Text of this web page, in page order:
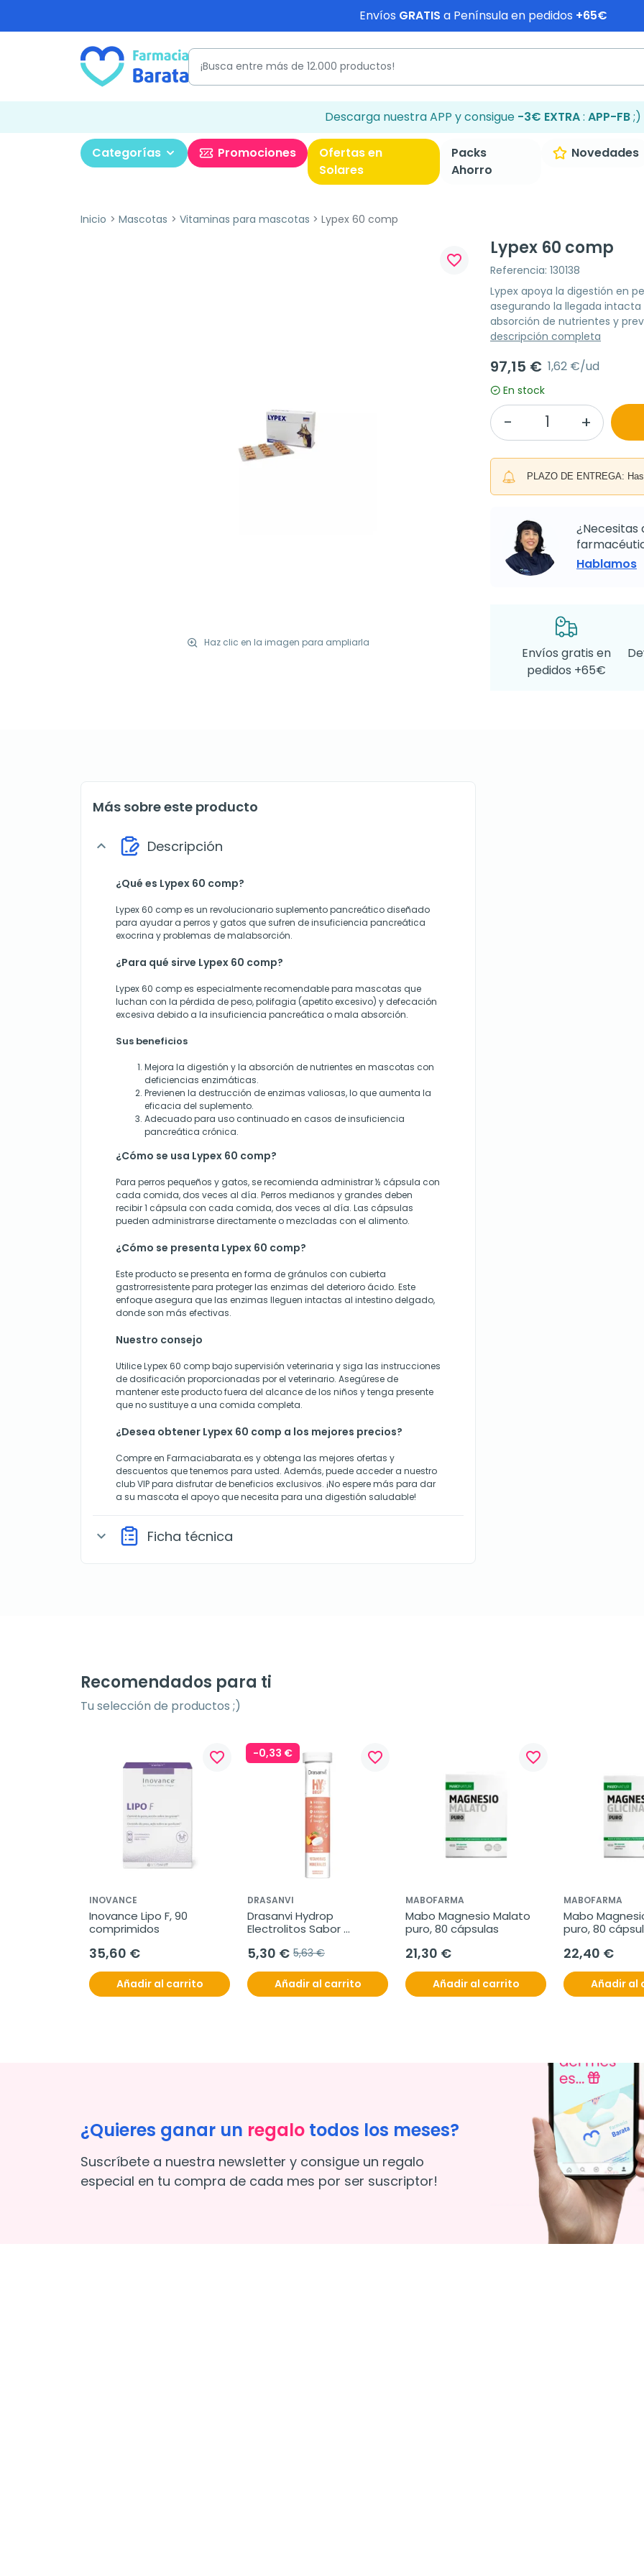
Envíos GRATIS a Península en pedidos +65€
Descarga nuestra APP y consigue -3€ EXTRA: APP-FB;)
Categorías Promociones
Ofertas en
Solares
Packs
Ahorro
Novedades
Inicio Mascotas Vitaminas para mascotas Lypex 60 comp
Haz clic en la imagen para ampliarla
favorite_border
Lypex 60 comp
Referencia: 130138
Lypex apoya la digestión en
asegurando la llegada
absorción de nutrientes y
descripción completa
97,15 € 1,62 €/ud
En stock
PLAZO DE ENTREGA:
¿Necesitas
Hablamos
Envíos gratis en
pedidos +65€
Más sobre este producto
expand_more Descripción
¿Qué es Lypex 60 comp?
Lypex 60 comp es un revolucionario suplemento pancreático diseñado
para ayudar a perros y gatos que sufren de insuficiencia pancreática
exocrina y problemas de malabsorción.
¿Para qué sirve Lypex 60 comp?
Lypex 60 comp es especialmente recomendable para mascotas que
luchan con la pérdida de peso, polifagia (apetito excesivo) y defecación
excesiva debido a la insuficiencia pancreática o mala absorción.
Sus beneficios
Mejora la digestión y la absorción de nutrientes en mascotas con
deficiencias enzimáticas.
Previenen la destrucción de enzimas valiosas, lo que aumenta la
eficacia del suplemento.
Adecuado para uso continuado en casos de insuficiencia
pancreática crónica.
¿Cómo se usa Lypex 60 comp?
Para perros pequeños y gatos, se recomienda administrar ½ cápsula con
cada comida, dos veces al día. Perros medianos y grandes deben
recibir 1 cápsula con cada comida, dos veces al día. Las cápsulas
pueden administrarse directamente o mezcladas con el alimento.
¿Cómo se presenta Lypex 60 comp?
Este producto se presenta en forma de gránulos con cubierta
gastrorresistente para proteger las enzimas del deterioro ácido. Este
enfoque asegura que las enzimas lleguen intactas al intestino delgado,
donde son más efectivas.
Nuestro consejo
Utilice Lypex 60 comp bajo supervisión veterinaria y siga las instrucciones
de dosificación proporcionadas por el veterinario. Asegúrese de
mantener este producto fuera del alcance de los niños y tenga presente
que no sustituye a una comida completa.
¿Desea obtener Lypex 60 comp a los mejores precios?
Compre en Farmaciabarata.es y obtenga las mejores ofertas y
descuentos que tenemos para usted. Además, puede acceder a nuestro
club VIP para disfrutar de beneficios exclusivos. ¡No espere más para dar
a su mascota el apoyo que necesita para una digestión saludable!
expand_more Ficha técnica
Recomendados para ti
Tu selección de productos ;)
favorite_border
INOVANCE
Inovance Lipo F, 90
comprimidos
35,60 €
Añadir al carrito
-0,33 € favorite_border
DRASANVI
Drasanvi Hydrop
Electrolitos Sabor
comprimidos
5,30 € 5,63 €
Añadir al carrito
favorite_border
MABOFARMA
Mabo Magnesio Malato
puro, 80 cápsulas
21,30 €
Añadir al carrito
MABOFARMA
Mabo
puro, 80
22,40 €
Añadir al
¿Quieres ganar un regalo todos los meses?
Suscríbete a nuestra newsletter y consigue un regalo
especial en tu compra de cada mes por ser suscriptor!